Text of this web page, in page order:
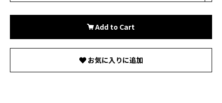
Add to Cart
お気に入りに追加